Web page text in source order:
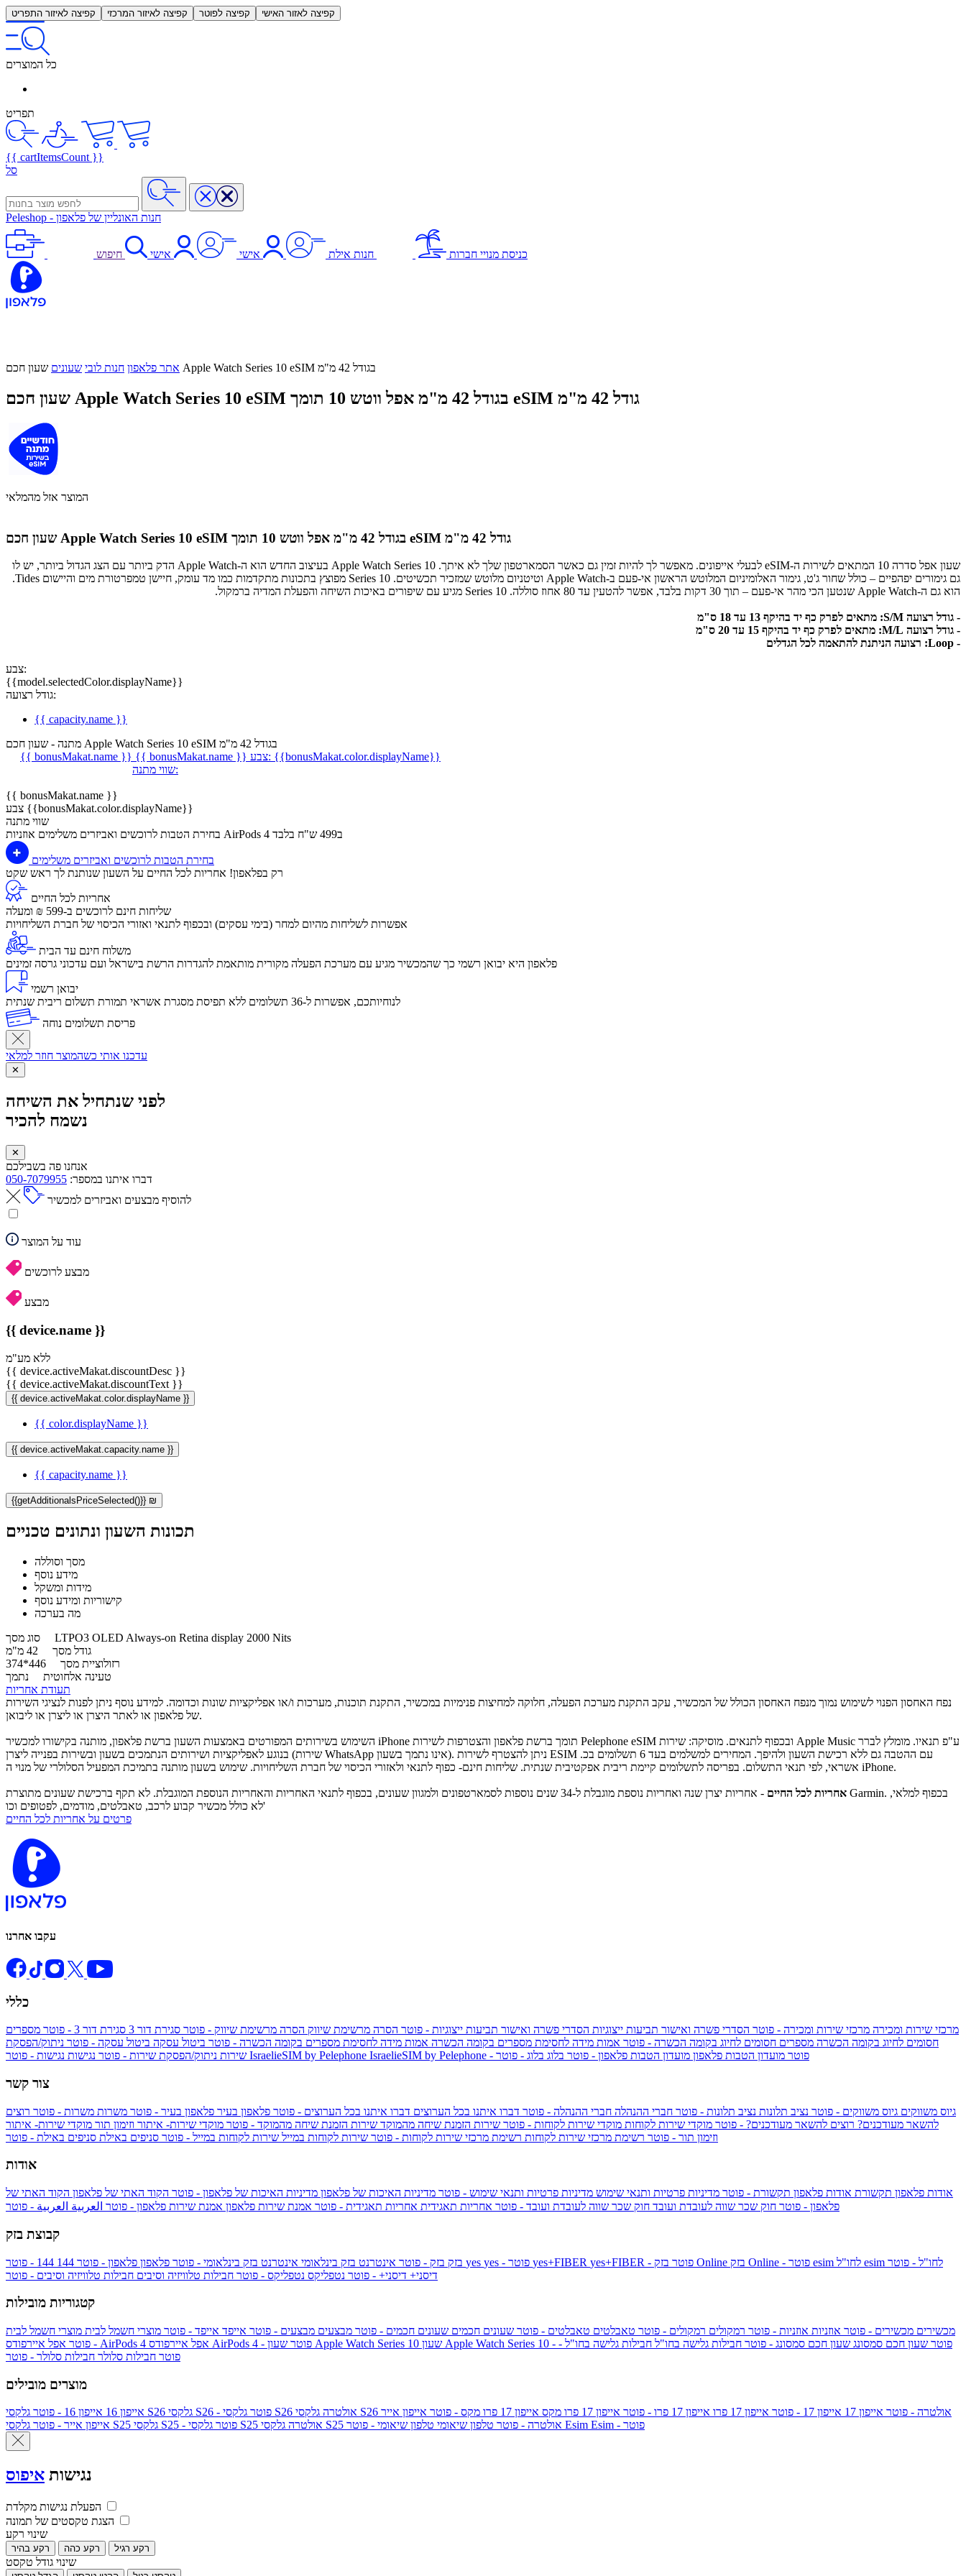
קפיצה לאיזור התפריט קפיצה לאיזור המרכזי קפיצה לפוטר קפיצה לאזור האישי
כל המוצרים
תפריט
{{ cartItemsCount }}
סל
Peleshop - חנות האונליין של פלאפון
כניסת מנויי חברות חנות אילת אישי אישי חיפוש
אתר פלאפון חנות לובי שעונים שעון חכם Apple Watch Series 10 eSIM בגודל 42 מ"מ
שעון חכם Apple Watch Series 10 eSIM בגודל 42 מ"מ אפל ווטש 10 תומך eSIM גודל 42 מ"מ
המוצר אזל מהמלאי
שעון חכם Apple Watch Series 10 eSIM בגודל 42 מ"מ אפל ווטש 10 תומך eSIM גודל 42 מ"מ
שעון אפל סדרה 10 המתאים לשירות ה-eSIM לבעלי אייפונים. מאפשר לך להיות זמין גם כאשר הסמארטפון שלך לא איתך. Apple Watch Series 10 בעיצוב החדש הוא ה-Apple Watch הדק ביותר עם הצג הגדול ביותר, יש לו
גם גימורים יפהפיים – כולל שחור ג'ט, גימור האלומיניום המלוטש הראשון אי-פעם ב-Apple Watch וטיטניום מלוטש שמזכיר תכשיטים. Series 10 מפוצץ בתכונות מתקדמות כמו מד עומק, חיישן טמפרטורת מים והיישום Tides.
הוא גם ה-Apple Watch שנטען הכי מהר אי-פעם – תוך 30 דקות בלבד, אפשר להטעין עד 80 אחוז סוללה. Series 10 מגיע עם שיפורים באיכות השיחה והפעלת המדיה ברמקול.
- גודל רצועה S/M: מתאים לפרק כף יד בהיקף 13 עד 18 ס"מ
- גודל רצועה M/L: מתאים לפרק כף יד בהיקף 15 עד 20 ס"מ
- Loop: רצועה הניתנת להתאמה לכל הגדלים
צבע:
{{model.selectedColor.displayName}}
גודל רצועה:
{{ capacity.name }}
מתנה - שעון חכם Apple Watch Series 10 eSIM בגודל 42 מ"מ
{{ bonusMakat.name }} {{ bonusMakat.name }} צבע: {{bonusMakat.color.displayName}}
שווי מתנה:
{{ bonusMakat.name }}
צבע {{bonusMakat.color.displayName}}
שווי מתנה
בחירת הטבות לרוכשים ואביזרים משלימים
אוזניות AirPods 4 ב499 ש"ח בלבד
בחירת הטבות לרוכשים ואביזרים משלימים
רק בפלאפון! אחריות לכל החיים על השעון שנותנת לך ראש שקט
אחריות לכל החיים
שליחות חינם לרוכשים ב-599 ₪ ומעלה
​אפשרות לשליחות מהיום למחר (בימי עסקים) ובכפוף לתנאי ואזורי הכיסוי של חברת השליחויות
משלוח חינם עד הבית
פלאפון היא יבואן רשמי כך שהמכשיר מגיע עם מערכת הפעלה מקורית מותאמת להגדרות הרשת בישראל ועם עדכוני גרסה זמינים
יבואן רשמי
לנוחיותכם, אפשרות ל-36 תשלומים ללא תפיסת מסגרת אשראי תמורת תשלום ריבית שנתית
פריסת תשלומים נוחה
עדכנו אותי כשהמוצר חוזר למלאי
✕
לפני שנתחיל את השיחה
נשמח להכיר
✕
אנחנו פה בשבילכם
דברו איתנו במספר: 050-7079955
להוסיף מבצעים ואביזרים למכשיר
עוד על המוצר
מבצע לרוכשים
מבצע
{{ device.name }}
ללא מע"מ
{{ device.activeMakat.discountDesc }}
{{ device.activeMakat.discountText }}
{{ device.activeMakat.color.displayName }}
{{ color.displayName }}
{{ device.activeMakat.capacity.name }}
{{ capacity.name }}
{{getAdditionalsPriceSelected()}} ₪
תכונות השעון ונתונים טכניים
מסך וסוללה
מידע נוסף
מידות ומשקל
קישוריות ומידע נוסף
מה בערכה
סוג מסך LTPO3 OLED Always-on Retina display 2000 Nits
גודל מסך
רזולוציית מסך
טעינה אלחוטית נתמך
תעודת אחריות
נפח האחסון הפנוי לשימוש נמוך מנפח האחסון הכולל של המכשיר, עקב התקנת מערכת הפעלה, חלוקה למחיצות פנימיות במכשיר, התקנת תוכנות, מערכות ו/או אפליקציות שונות וכדומה. למידע נוסף ניתן לפנות לנציגי השירות
של פלאפון או לאתר היצרן או ליצרן או ליבואן.
השימוש בשירותים המפורטים באמצעות השעון ברשת פלאפון, מותנה בקישורו למכשיר iPhone תומך ברשת פלאפון והצטרפות לשירות Pelephone eSIM ובכפוף לתנאים. מוסיקה: שירות Apple Music ע"פ תנאיו. מומלץ לברר
בנוגע לאפליקציות ושירותים הנתמכים בשעון ובשירות בפנייה ליצרן (שירות WhatsApp אינו נתמך בשעון). ניתן להצטרף לשירות ESIM עם ההטבה גם ללא רכישת השעון ולהיפך. המחירים למשלמים בעד 6 תשלומים בכ.
אשראי, לפי תנאי התשלום. בפריסה לתשלומים קיימת ריבית אפקטיבית שנתית. שליחות חינם- כפוף לתנאי ולאזורי הכיסוי של חברת השליחויות. שימוש בשעון מותנה בתמיכת המפעיל הסלולרי של מנוי ה iPhone.
אחריות לכל החיים
- אחריות יצרן שנה ואחריות נוספת מוגבלת ל-34 שנים נוספות לסמארטפונים ולמגוון שעונים, בכפוף לתנאי האחריות והאחריות הנוספת המוגבלת. לא תקף ברכישת שעונים מתוצרת Garmin. בכפוף למלאי,
לא כולל מכשיר קבוע לרכב, טאבלטים, מודמים, לפטופים וכו'
פרטים על אחריות לכל החיים
עקבו אחרנו
כללי
מרכזי שירות ומכירה מרכזי שירות ומכירה - פוטר הסדרי פשרה ואישור תביעות ייצוגיות הסדרי פשרה ואישור תביעות ייצוגיות - פוטר הסרה מרשימת שיווק הסרה מרשימת שיווק - פוטר סגירת דור 3 סגירת דור 3 - פוטר
מספרים
חסומים לחיוג בקומה הכשרה מספרים חסומים לחיוג בקומה הכשרה - פוטר אמות מידה לחסימת מספרים בקומה הכשרה אמות מידה לחסימת מספרים בקומה הכשרה - פוטר ביטול עסקה ביטול עסקה - פוטר ניתוק/הפסקת
שירות ניתוק/הפסקת שירות - פוטר נגישות IsraelieSIM by Pelephone IsraelieSIM by Pelephone - פוטר מועדון הטבות פלאפון מועדון הטבות פלאפון - פוטר בלוג בלוג - פוטר
צור קשר
גיוס משווקים גיוס משווקים - פוטר נציב תלונות נציב תלונות - פוטר חברי ההנהלה חברי ההנהלה - פוטר דברו איתנו בכל הערוצים דברו איתנו בכל הערוצים - פוטר פלאפון בעיר פלאפון בעיר - פוטר משרות משרות - פוטר רוצים
להשאר מעודכנים? רוצים להשאר מעודכנים? - פוטר מוקדי שירות לקוחות מוקדי שירות לקוחות - פוטר שירות הזמנת שיחה מהמוקד שירות הזמנת שיחה מהמוקד - פוטר מוקדי שירות- איתור וזימון תור מוקדי שירות- איתור
וזימון תור - פוטר רשימת מרכזי שירות לקוחות רשימת מרכזי שירות לקוחות - פוטר שירות לקוחות במייל שירות לקוחות במייל - פוטר סניפים באילת סניפים באילת - פוטר
אודות
אודות פלאפון תקשורת אודות פלאפון תקשורת - פוטר מדיניות פרטיות ותנאי שימוש מדיניות פרטיות ותנאי שימוש - פוטר מדיניות האיכות של פלאפון מדיניות האיכות של פלאפון - פוטר הקוד האתי של פלאפון הקוד האתי של
פלאפון - פוטר חוק שכר שווה לעובדת ועובד חוק שכר שווה לעובדת ועובד - פוטר אחריות תאגידית אחריות תאגידית - פוטר אמנת שירות פלאפון אמנת שירות פלאפון - פוטר العربية العربية - פוטר
קבוצת בזק
בזק בזק - פוטר אינטרנט בזק בינלאומי אינטרנט בזק בינלאומי - פוטר פלאפון פלאפון - פוטר 144 yes yes+FIBER yes+FIBER - פוטר בזק Online
esim לחו"ל - פוטר
דיסני+ דיסני+ - פוטר נטפליקס נטפליקס - פוטר חבילות טלוויזיה וסיבים חבילות טלוויזיה וסיבים - פוטר
קטגוריות מובילות
מכשירים מכשירים - פוטר אוזניות אוזניות - פוטר רמקולים רמקולים - פוטר טאבלטים טאבלטים - פוטר שעונים חכמים שעונים חכמים - פוטר מבצעים מבצעים - פוטר אייפד אייפד - פוטר מוצרי חשמל לבית מוצרי חשמל לבית
- פוטר אפל איירפודס AirPods 4 אפל איירפודס AirPods 4 - פוטר שעון Apple Watch Series 10 שעון Apple Watch Series 10 - פוטר שעון חכם סמסונג שעון חכם סמסונג - פוטר חבילות גלישה בחו"ל חבילות גלישה בחו"ל -
פוטר חבילות סלולר חבילות סלולר - פוטר
מוצרים מובילים
אייפון 16 אייפון 16 - פוטר גלקסי S26 גלקסי S26 - פוטר גלקסי S26 אולטרה גלקסי S26 אולטרה - פוטר אייפון 17 אייפון 17 - פוטר אייפון 17 פרו אייפון 17 פרו - פוטר אייפון 17 פרו מקס אייפון 17 פרו מקס - פוטר
אייפון אייר
אייפון אייר - פוטר גלקסי S25 גלקסי S25 - פוטר גלקסי S25 אולטרה גלקסי S25 אולטרה - פוטר טלפון שיאומי Esim Esim - פוטר
נגישות איפוס
הפעלת נגישות מקלדת
הצגת טקסטים של תמונה
שינוי רקע
רקע בהיר רקע כהה רקע רגיל
שינוי גודל טקסט